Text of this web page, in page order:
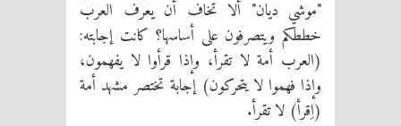
"موشي ديان" ألا تخاف أن يعرف العرب
خططكم ويتصرفون على أساسها؟ كانت إجابته:
(العرب أمة لا تقرأ، وإذا قرأوا لا يفهمون،
وإذا فهموا لا يتحركون) إجابة تختصر مشهد أمة
(اِقرأ) لا تقرأ.